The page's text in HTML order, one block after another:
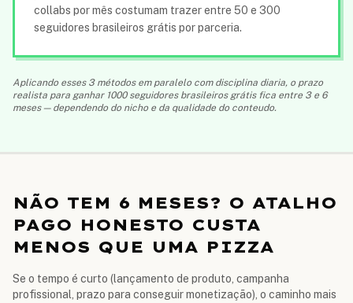
collabs por mês costumam trazer entre 50 e 300
seguidores brasileiros grátis por parceria.
Aplicando esses 3 métodos em paralelo com disciplina diaria, o prazo
realista para ganhar 1000 seguidores brasileiros grátis fica entre 3 e 6
meses — dependendo do nicho e da qualidade do conteudo.
NÃO TEM 6 MESES? O ATALHO
PAGO HONESTO CUSTA
MENOS QUE UMA PIZZA
Se o tempo é curto (lançamento de produto, campanha
profissional, prazo para conseguir monetização), o caminho mais